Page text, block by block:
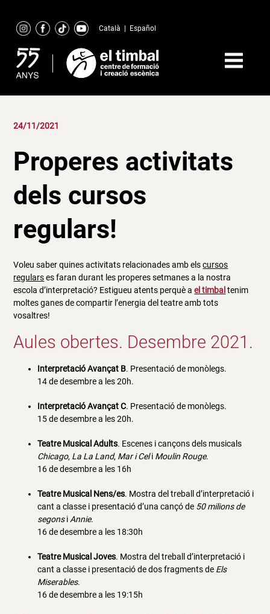
content
Català Español
24/11/2021
Properes activitats
dels cursos
regulars!
Voleu saber quines activitats relacionades amb elscursos
regularses faran durant les properes setmanes a la nostra
escola d’interpretació? Estigueu atents perquè ael timbal tenim
moltes ganes de compartir l’energia del teatre amb tots
vosaltres!
Aules obertes. Desembre 2021.
Interpretació Avançat B. Presentació de monòlegs.
14 de desembre a les 20h.
Interpretació Avançat C. Presentació de monòlegs.
15 de desembre a les 20h.
Teatre Musical Adults. Escenes i cançons dels musicals
Chicago, La La Land, Mar i Celi Moulin Rouge.
16 de desembre a les 16h
Teatre Musical Nens/es. Mostra del treball d’interpretació i
cant a classe i presentació d’una cançó de 50 milions de
segonsi Annie.
16 de desembre a les 18:30h
Teatre Musical Joves. Mostra del treball d’interpretació i
cant a classe i presentació de dos fragments de Els
Miserables.
16 de desembre a les 19:15h